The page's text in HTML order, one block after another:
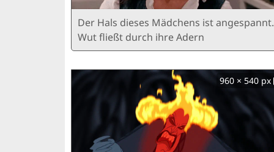
Der Hals dieses Mädchens ist angespannt.
Wut fließt durch ihre Adern
960 × 540 px